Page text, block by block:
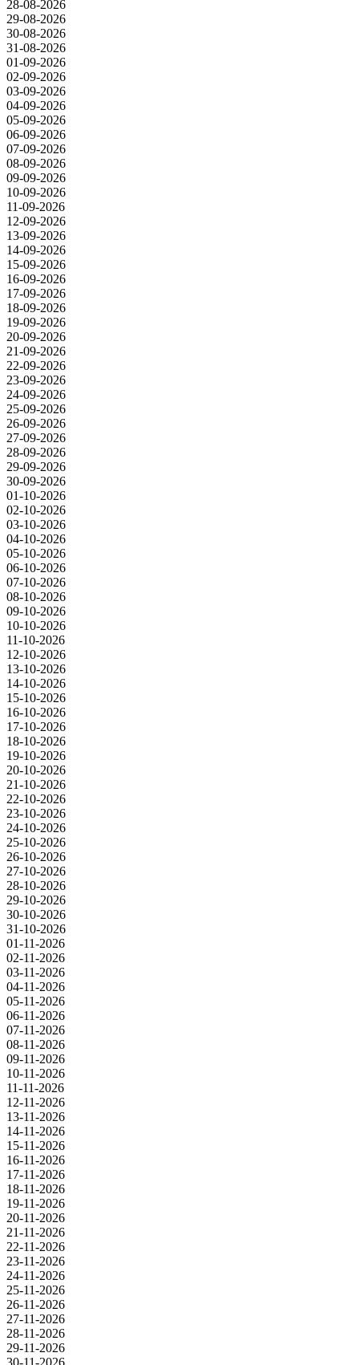
28-08-2026
29-08-2026
30-08-2026
31-08-2026
01-09-2026
02-09-2026
03-09-2026
04-09-2026
05-09-2026
06-09-2026
07-09-2026
08-09-2026
09-09-2026
10-09-2026
11-09-2026
12-09-2026
13-09-2026
14-09-2026
15-09-2026
16-09-2026
17-09-2026
18-09-2026
19-09-2026
20-09-2026
21-09-2026
22-09-2026
23-09-2026
24-09-2026
25-09-2026
26-09-2026
27-09-2026
28-09-2026
29-09-2026
30-09-2026
01-10-2026
02-10-2026
03-10-2026
04-10-2026
05-10-2026
06-10-2026
07-10-2026
08-10-2026
09-10-2026
10-10-2026
11-10-2026
12-10-2026
13-10-2026
14-10-2026
15-10-2026
16-10-2026
17-10-2026
18-10-2026
19-10-2026
20-10-2026
21-10-2026
22-10-2026
23-10-2026
24-10-2026
25-10-2026
26-10-2026
27-10-2026
28-10-2026
29-10-2026
30-10-2026
31-10-2026
01-11-2026
02-11-2026
03-11-2026
04-11-2026
05-11-2026
06-11-2026
07-11-2026
08-11-2026
09-11-2026
10-11-2026
11-11-2026
12-11-2026
13-11-2026
14-11-2026
15-11-2026
16-11-2026
17-11-2026
18-11-2026
19-11-2026
20-11-2026
21-11-2026
22-11-2026
23-11-2026
24-11-2026
25-11-2026
26-11-2026
27-11-2026
28-11-2026
29-11-2026
30-11-2026